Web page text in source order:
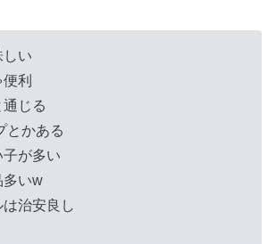
しい
利
通じる
とかある
子が多い
多いw
は治安良し